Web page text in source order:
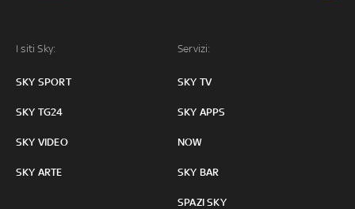
I siti Sky:
SKY SPORT
SKY TG24
SKY VIDEO
SKY ARTE
Servizi:
SKY TV
SKY APPS
NOW
SKY BAR
SPAZI SKY